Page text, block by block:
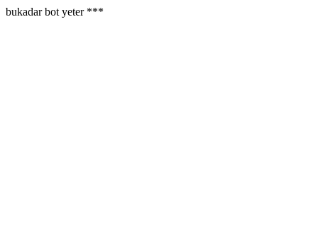
bukadar bot yeter ***